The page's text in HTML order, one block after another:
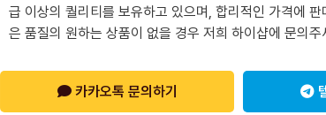
급 이상의 퀄리티를 보유하고 있으며, 합리적인 가격에
은 품질의 원하는 상품이 없을 경우 저희 하이샵에 문의주
카카오톡 문의하기